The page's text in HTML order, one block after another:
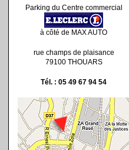
Parking du Centre commercial
à côté de MAX AUTO
rue champs de plaisance
79100 THOUARS
Tél. : 05 49 67 94 54